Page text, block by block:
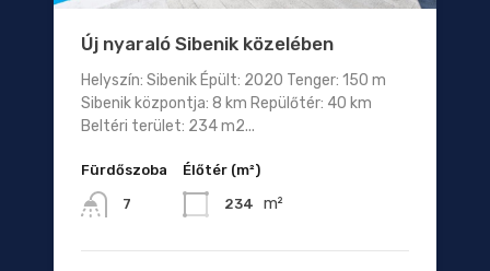
Új nyaraló Sibenik közelében
Helyszín: Sibenik Épült: 2020 Tenger: 150 m
Sibenik központja: 8 km Repülőtér: 40 km
Beltéri terület: 234 m2...
Fürdőszoba
7
Élőtér (m²)
234 m²